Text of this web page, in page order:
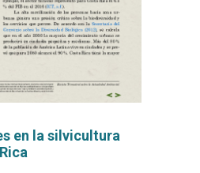
en la silvicultura